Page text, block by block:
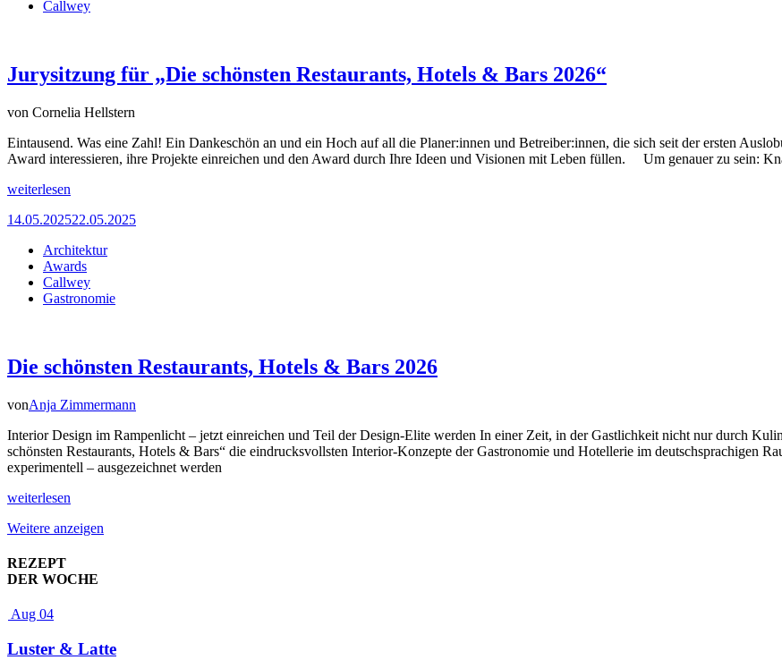
Callwey
Jurysitzung für „Die schönsten Restaurants, Hotels & Bars 2026“
von Cornelia Hellstern
Eintausend. Was eine Zahl! Ein Dankeschön an und ein Hoch auf all die Planer:innen und Betreiber:innen, die sich seit der ersten
Award interessieren, ihre Projekte einreichen und den Award durch Ihre Ideen und Visionen mit Leben füllen. Um genauer zu sein:
weiterlesen
14.05.202522.05.2025
Architektur
Awards
Callwey
Gastronomie
Die schönsten Restaurants, Hotels & Bars 2026
vonAnja Zimmermann
Interior Design im Rampenlicht – jetzt einreichen und Teil der Design-Elite werden In einer Zeit, in der Gastlichkeit nicht nur durch
schönsten Restaurants, Hotels & Bars“ die eindrucksvollsten Interior-Konzepte der Gastronomie und Hotellerie im deutschsprachigen
experimentell – ausgezeichnet werden
weiterlesen
Weitere anzeigen
REZEPT
DER WOCHE
Aug 04
Luster & Latte